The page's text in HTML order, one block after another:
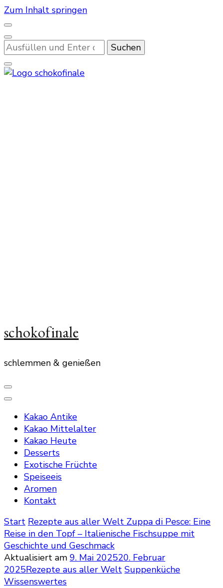
Zum Inhalt springen
Suchst
du
nach
etwas?
schokofinale
schlemmen & genießen
Kakao Antike
Kakao Mittelalter
Kakao Heute
Desserts
Exotische Früchte
Speiseeis
Aromen
Kontakt
Start Rezepte aus aller Welt Zuppa di Pesce: Eine
Reise in den Topf – Italienische Fischsuppe mit
Geschichte und Geschmack
Aktualisiert am 9. Mai 202520. Februar
2025Rezepte aus aller Welt Suppenküche
Wissenswertes